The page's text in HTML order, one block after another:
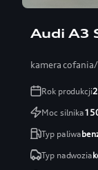
Audi A3
kamera
Rok produkcji
Moc silnika
Typ paliwa
Typ nadwozia